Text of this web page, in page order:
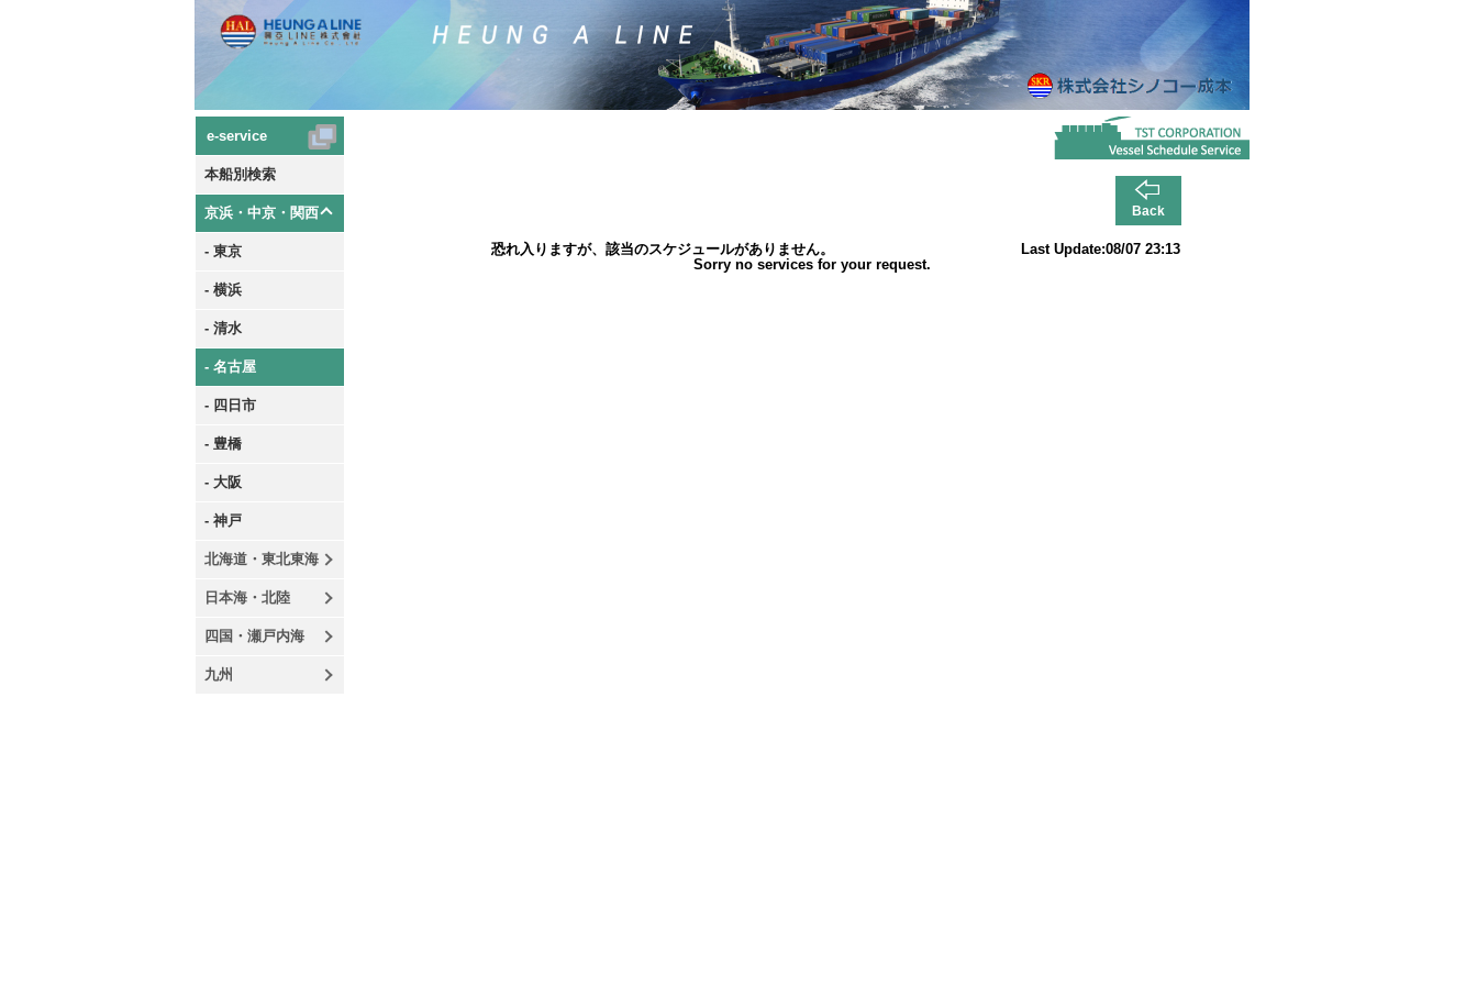
e-service
本船別検索
京浜・中京・関西
- 東京
- 横浜
- 清水
- 名古屋
- 四日市
- 豊橋
- 大阪
- 神戸
北海道・東北東海
日本海・北陸
四国・瀬戸内海
九州
Back
Last Update:08/07 23:13
恐れ入りますが、該当のスケジュールがありません。
Sorry no services for your request.